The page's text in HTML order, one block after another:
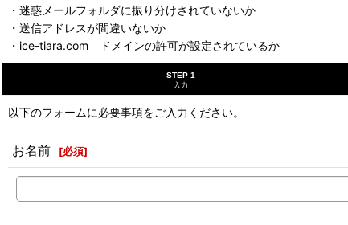
・迷惑メールフォルダに振り分けされていないか
・送信アドレスが間違いないか
・ice-tiara.com ドメインの許可が設定されているか
STEP 1
入力
以下のフォームに必要事項をご入力ください。
お名前 [必須]